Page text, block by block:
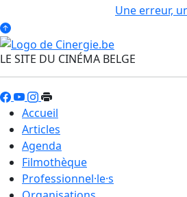
Une erreur,
LE SITE DU CINÉMA BELGE
Accueil
Articles
Agenda
Filmothèque
Professionnel·le·s